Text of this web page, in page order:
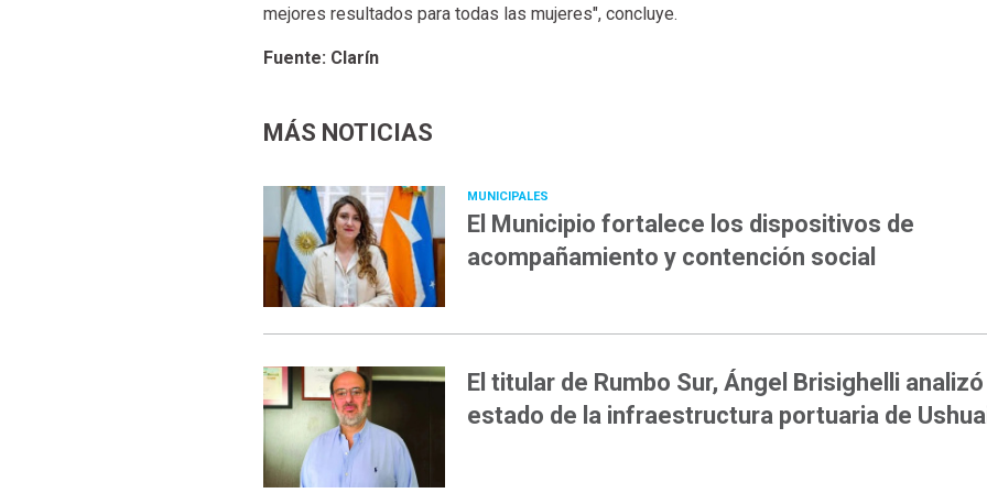
mejores resultados para todas las mujeres", concluye.
Fuente: Clarín
MÁS NOTICIAS
MUNICIPALES
El Municipio fortalece los dispositivos de
acompañamiento y contención social
El titular de Rumbo Sur, Ángel Brisighelli analizó
estado de la infraestructura portuaria de